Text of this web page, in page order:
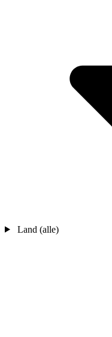
Land (alle)